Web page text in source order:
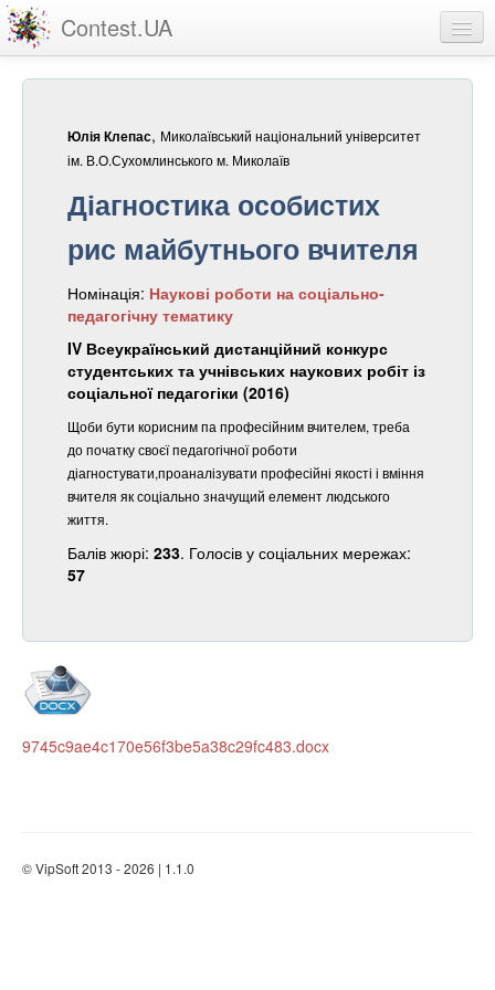
Contest.UA
Статистика
Про проект
реєстрація
Юлія Клепас, Миколаївський національний університет
ім. В.О.Сухомлинського м. Миколаїв
Діагностика особистих
рис майбутнього вчителя
Номінація: Наукові роботи на соціально-
педагогічну тематику
IV Всеукраїнський дистанційний конкурс
студентських та учнівських наукових робіт із
соціальної педагогіки (2016)
Щоби бути корисним па професійним вчителем, треба
до початку своєї педагогічної роботи
діагностувати,проаналізувати професійні якості і вміння
вчителя як соціально значущий елемент людського
життя.
Балів жюрі: 233. Голосів у соціальних мережах:
57
9745c9ae4c170e56f3be5a38c29fc483.docx
© VipSoft 2013 - 2026 | 1.1.0